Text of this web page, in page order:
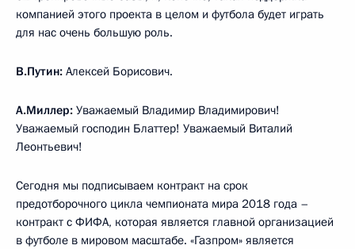
компанией этого проекта в целом и футбола будет играть
для нас очень большую роль.
В.Путин: Алексей Борисович.
А.Миллер: Уважаемый Владимир Владимирович!
Уважаемый господин Блаттер! Уважаемый Виталий
Леонтьевич!
Сегодня мы подписываем контракт на срок
предотборочного цикла чемпионата мира 2018 года –
контракт с ФИФА, которая является главной организацией
в футболе в мировом масштабе. «Газпром» является